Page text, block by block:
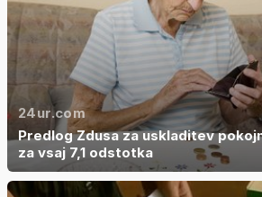
24ur.com
Predlog Zdusa za uskladitev
za vsaj 7,1 odstotka